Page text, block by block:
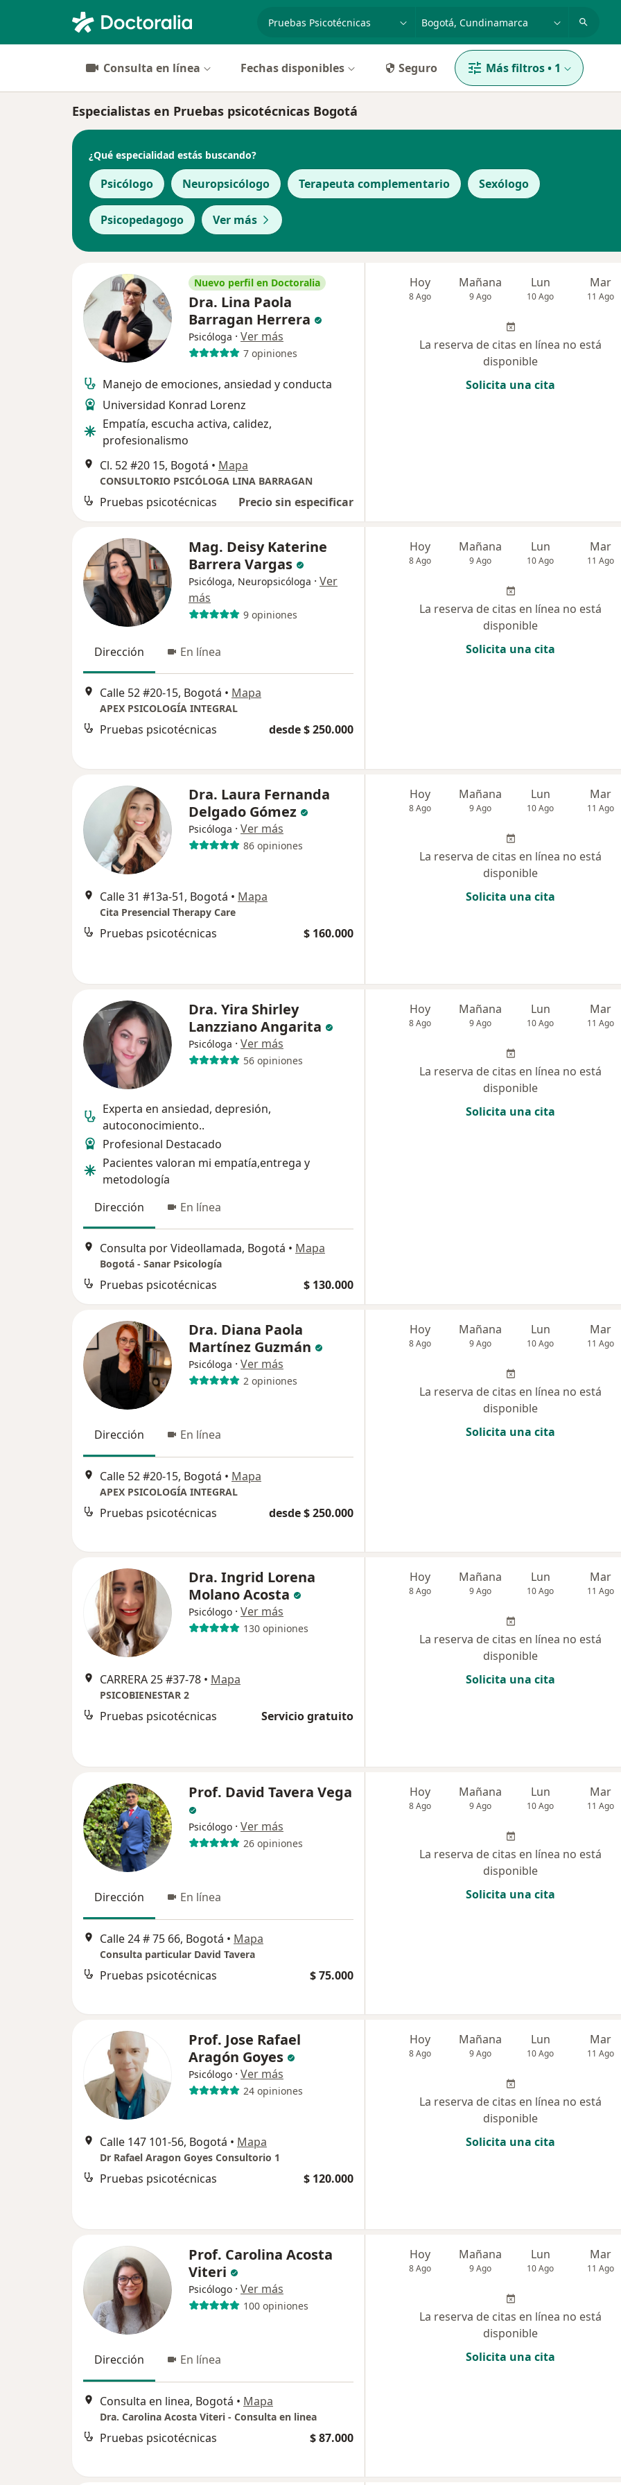
especialidad, enfermedad o nombre
p. ej. Bogotá
Consulta en línea Fechas disponibles Seguro Más filtros• 1
Especialistas en Pruebas psicotécnicas Bogotá
¿Qué especialidad estás buscando?
Psicólogo Neuropsicólogo Terapeuta complementario Sexólogo
Psicopedagogo Ver más
Nuevo perfil en Doctoralia
Dra. Lina Paola
Barragan Herrera
Psicóloga · Ver más
7 opiniones
Manejo de emociones, ansiedad y conducta
Universidad Konrad Lorenz
Empatía, escucha activa, calidez,
profesionalismo
Cl. 52 #20 15, Bogotá • Mapa
CONSULTORIO PSICÓLOGA LINA BARRAGAN
Pruebas psicotécnicas Precio sin especificar
Hoy
8 Ago
Mañana
9 Ago
Lun
10 Ago
Mar
11 Ago
La reserva de citas en línea no está
disponible
Solicita una cita
Mag. Deisy Katerine
Barrera Vargas
Psicóloga, Neuropsicóloga · Ver
más
9 opiniones
Dirección En línea
Calle 52 #20-15, Bogotá • Mapa
APEX PSICOLOGÍA INTEGRAL
Pruebas psicotécnicas desde $ 250.000
Hoy
8 Ago
Mañana
9 Ago
Lun
10 Ago
Mar
11 Ago
La reserva de citas en línea no está
disponible
Solicita una cita
Dra. Laura Fernanda
Delgado Gómez
Psicóloga · Ver más
86 opiniones
Calle 31 #13a-51, Bogotá • Mapa
Cita Presencial Therapy Care
Pruebas psicotécnicas $ 160.000
Hoy
8 Ago
Mañana
9 Ago
Lun
10 Ago
Mar
11 Ago
La reserva de citas en línea no está
disponible
Solicita una cita
Dra. Yira Shirley
Lanzziano Angarita
Psicóloga · Ver más
56 opiniones
Experta en ansiedad, depresión,
autoconocimiento..
Profesional Destacado
Pacientes valoran mi empatía,entrega y
metodología
Dirección
En línea
Consulta por Videollamada, Bogotá • Mapa
Bogotá - Sanar Psicología
Pruebas psicotécnicas $ 130.000
Hoy
8 Ago
Mañana
9 Ago
Lun
10 Ago
Mar
11 Ago
La reserva de citas en línea no está
disponible
Solicita una cita
Dra. Diana Paola
Martínez Guzmán
Psicóloga · Ver más
2 opiniones
Dirección En línea
Calle 52 #20-15, Bogotá • Mapa
APEX PSICOLOGÍA INTEGRAL
Pruebas psicotécnicas desde $ 250.000
Hoy
8 Ago
Mañana
9 Ago
Lun
10 Ago
Mar
11 Ago
La reserva de citas en línea no está
disponible
Solicita una cita
Dra. Ingrid Lorena
Molano Acosta
Psicólogo · Ver más
130 opiniones
CARRERA 25 #37-78 • Mapa
PSICOBIENESTAR 2
Pruebas psicotécnicas Servicio gratuito
Hoy
8 Ago
Mañana
9 Ago
Lun
10 Ago
Mar
11 Ago
La reserva de citas en línea no está
disponible
Solicita una cita
Prof. David Tavera Vega
Psicólogo · Ver más
26 opiniones
Dirección En línea
Calle 24 # 75 66, Bogotá • Mapa
Consulta particular David Tavera
Pruebas psicotécnicas $ 75.000
Hoy
8 Ago
Mañana
9 Ago
Lun
10 Ago
Mar
11 Ago
La reserva de citas en línea no está
disponible
Solicita una cita
Prof. Jose Rafael
Aragón Goyes
Psicólogo · Ver más
24 opiniones
Calle 147 101-56, Bogotá • Mapa
Dr Rafael Aragon Goyes Consultorio 1
Pruebas psicotécnicas $ 120.000
Hoy
8 Ago
Mañana
9 Ago
Lun
10 Ago
Mar
11 Ago
La reserva de citas en línea no está
disponible
Solicita una cita
Prof. Carolina Acosta
Viteri
Psicólogo · Ver más
100 opiniones
Dirección En línea
Consulta en linea, Bogotá • Mapa
Dra. Carolina Acosta Viteri - Consulta en linea
Pruebas psicotécnicas $ 87.000
Hoy
8 Ago
Mañana
9 Ago
Lun
10 Ago
Mar
11 Ago
La reserva de citas en línea no está
disponible
Solicita una cita